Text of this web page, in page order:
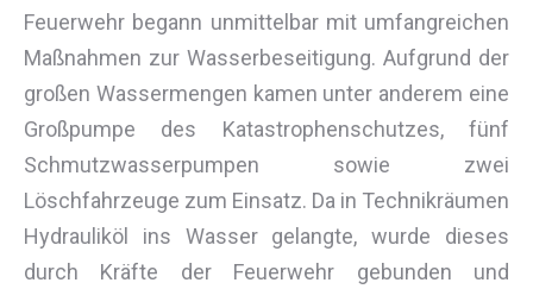
Feuerwehr begann unmittelbar mit umfangreichen
Maßnahmen zur Wasserbeseitigung. Aufgrund der
großen Wassermengen kamen unter anderem eine
Großpumpe des Katastrophenschutzes, fünf
Schmutzwasserpumpen sowie zwei
Löschfahrzeuge zum Einsatz. Da in Technikräumen
Hydrauliköl ins Wasser gelangte, wurde dieses
durch Kräfte der Feuerwehr gebunden und